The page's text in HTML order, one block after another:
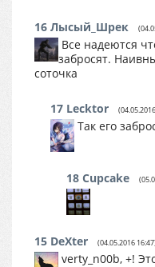
16 Лысый_Шрек
Все надеются
забросят.
соточка
17 Lecktor
Так его
18 Cupcake
15 DеXter (04.05.2016
verty_n00b, +!